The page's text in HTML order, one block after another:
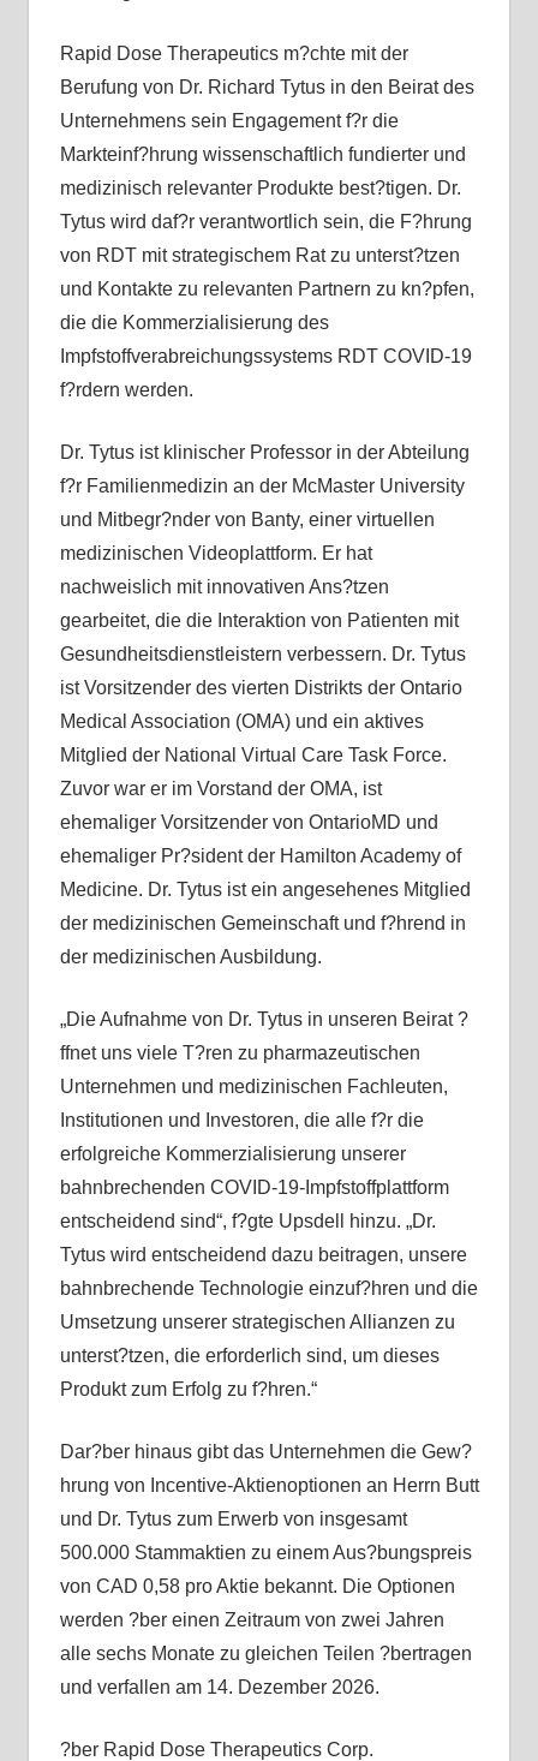
Rapid Dose Therapeutics m?chte mit der
Berufung von Dr. Richard Tytus in den Beirat des
Unternehmens sein Engagement f?r die
Markteinf?hrung wissenschaftlich fundierter und
medizinisch relevanter Produkte best?tigen. Dr.
Tytus wird daf?r verantwortlich sein, die F?hrung
von RDT mit strategischem Rat zu unterst?tzen
und Kontakte zu relevanten Partnern zu kn?pfen,
die die Kommerzialisierung des
Impfstoffverabreichungssystems RDT COVID-19
f?rdern werden.
Dr. Tytus ist klinischer Professor in der Abteilung
f?r Familienmedizin an der McMaster University
und Mitbegr?nder von Banty, einer virtuellen
medizinischen Videoplattform. Er hat
nachweislich mit innovativen Ans?tzen
gearbeitet, die die Interaktion von Patienten mit
Gesundheitsdienstleistern verbessern. Dr. Tytus
ist Vorsitzender des vierten Distrikts der Ontario
Medical Association (OMA) und ein aktives
Mitglied der National Virtual Care Task Force.
Zuvor war er im Vorstand der OMA, ist
ehemaliger Vorsitzender von OntarioMD und
ehemaliger Pr?sident der Hamilton Academy of
Medicine. Dr. Tytus ist ein angesehenes Mitglied
der medizinischen Gemeinschaft und f?hrend in
der medizinischen Ausbildung.
„Die Aufnahme von Dr. Tytus in unseren Beirat ?
ffnet uns viele T?ren zu pharmazeutischen
Unternehmen und medizinischen Fachleuten,
Institutionen und Investoren, die alle f?r die
erfolgreiche Kommerzialisierung unserer
bahnbrechenden COVID-19-Impfstoffplattform
entscheidend sind“, f?gte Upsdell hinzu. „Dr.
Tytus wird entscheidend dazu beitragen, unsere
bahnbrechende Technologie einzuf?hren und die
Umsetzung unserer strategischen Allianzen zu
unterst?tzen, die erforderlich sind, um dieses
Produkt zum Erfolg zu f?hren.“
Dar?ber hinaus gibt das Unternehmen die Gew?
hrung von Incentive-Aktienoptionen an Herrn Butt
und Dr. Tytus zum Erwerb von insgesamt
500.000 Stammaktien zu einem Aus?bungspreis
von CAD 0,58 pro Aktie bekannt. Die Optionen
werden ?ber einen Zeitraum von zwei Jahren
alle sechs Monate zu gleichen Teilen ?bertragen
und verfallen am 14. Dezember 2026.
?ber Rapid Dose Therapeutics Corp.